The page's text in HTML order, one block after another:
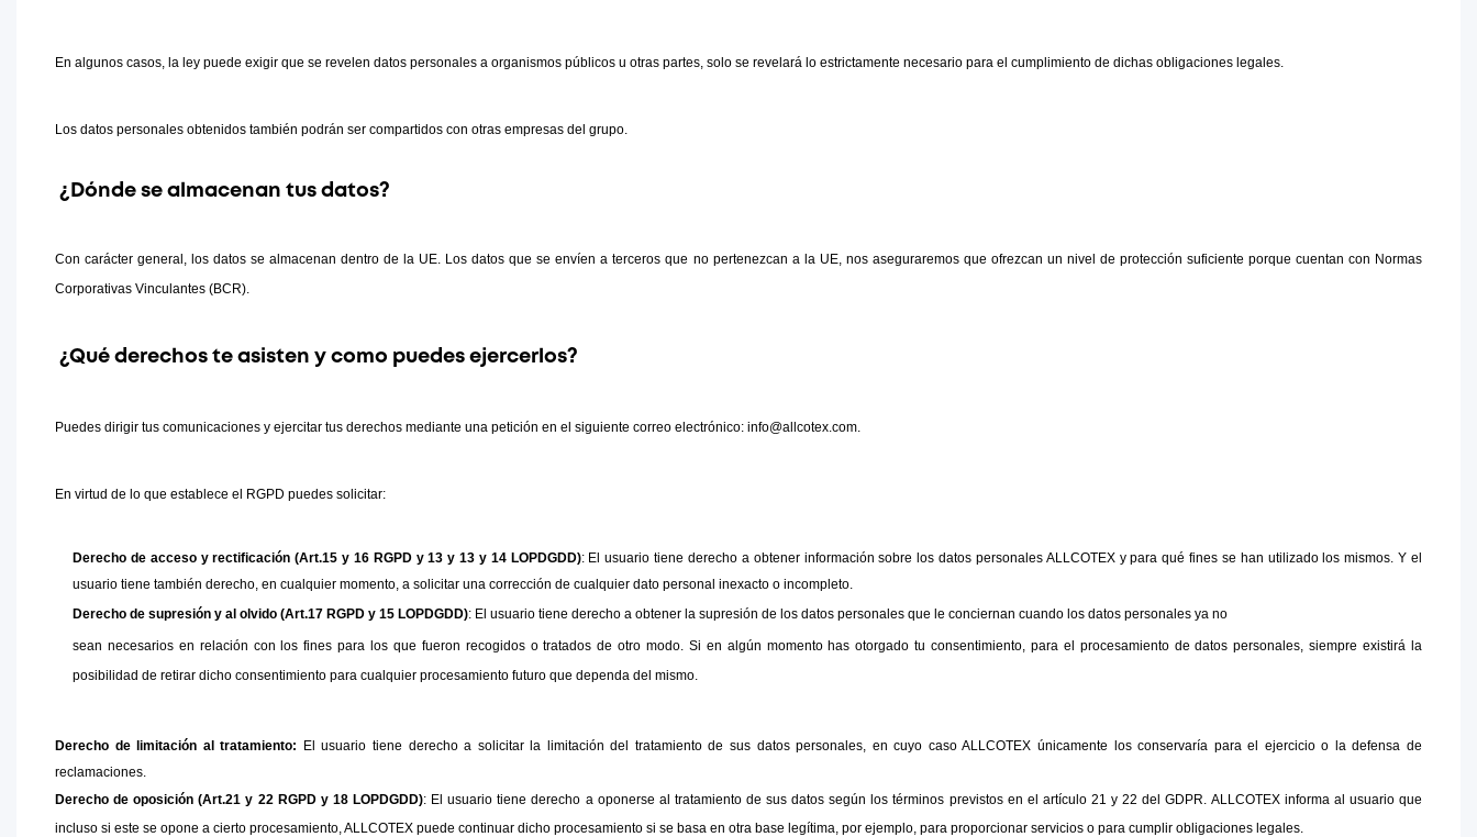
En algunos casos, la ley puede exigir que se revelen datos personales a organismos públicos u otras partes, solo se revelará lo estrictamente necesario para el cumplimiento de dichas obligaciones legales.
Los datos personales obtenidos también podrán ser compartidos con otras empresas del grupo.
¿Dónde se almacenan tus datos?
Con carácter general, los datos se almacenan dentro de la UE. Los datos que se envíen a terceros que no pertenezcan a la UE, nos aseguraremos que ofrezcan un nivel de protección suficiente porque cuentan con Normas
Corporativas Vinculantes (BCR).
¿Qué derechos te asisten y como puedes ejercerlos?
Puedes dirigir tus comunicaciones y ejercitar tus derechos mediante una petición en el siguiente correo electrónico: info@allcotex.com.
En virtud de lo que establece el RGPD puedes solicitar:
Derecho de acceso y rectificación (Art.15 y 16 RGPD y 13 y 13 y 14 LOPDGDD): El usuario tiene derecho a obtener información sobre los datos personales ALLCOTEX y para qué fines se han utilizado los mismos. Y el
usuario tiene también derecho, en cualquier momento, a solicitar una corrección de cualquier dato personal inexacto o incompleto.
Derecho de supresión y al olvido (Art.17 RGPD y 15 LOPDGDD): El usuario tiene derecho a obtener la supresión de los datos personales que le conciernan cuando los datos personales ya no
sean necesarios en relación con los fines para los que fueron recogidos o tratados de otro modo. Si en algún momento has otorgado tu consentimiento, para el procesamiento de datos personales, siempre existirá la
posibilidad de retirar dicho consentimiento para cualquier procesamiento futuro que dependa del mismo.
Derecho de limitación al tratamiento: El usuario tiene derecho a solicitar la limitación del tratamiento de sus datos personales, en cuyo caso ALLCOTEX únicamente los conservaría para el ejercicio o la defensa de
reclamaciones.
Derecho de oposición (Art.21 y 22 RGPD y 18 LOPDGDD): El usuario tiene derecho a oponerse al tratamiento de sus datos según los términos previstos en el artículo 21 y 22 del GDPR. ALLCOTEX informa al usuario que
incluso si este se opone a cierto procesamiento, ALLCOTEX puede continuar dicho procesamiento si se basa en otra base legítima, por ejemplo, para proporcionar servicios o para cumplir obligaciones legales.